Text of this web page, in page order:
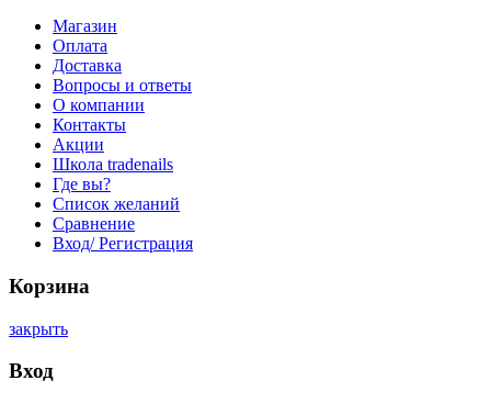
Магазин
Оплата
Доставка
Вопросы и ответы
О компании
Контакты
Акции
Школа tradenails
Где вы?
Список желаний
Сравнение
Вход/ Регистрация
Корзина
закрыть
Вход